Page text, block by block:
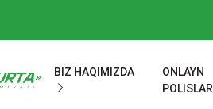
BIZ HAQIMIZDA
ONLAYN
POLISLAR